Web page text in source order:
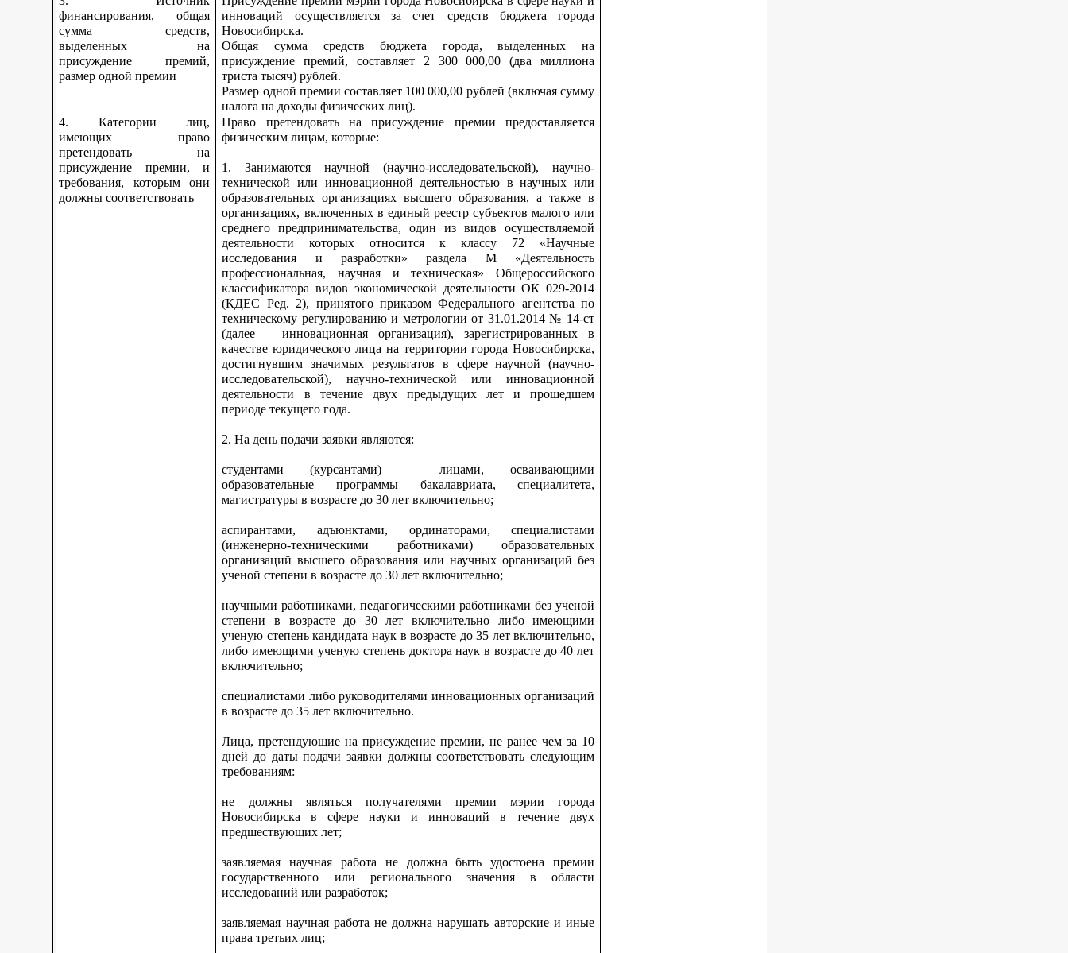
финансирования, общая
сумма средств,
выделенных на
присуждение премий,
размер одной премии
инноваций осуществляется за счет средств бюджета города
Новосибирска.
Общая сумма средств бюджета города, выделенных на
присуждение премий, составляет 2 300 000,00 (два миллиона
триста тысяч) рублей.
Размер одной премии составляет 100 000,00 рублей (включая сумму
налога на доходы физических лиц).
4. Категории лиц,
имеющих право
претендовать на
присуждение премии, и
требования, которым они
должны соответствовать
Право претендовать на присуждение премии предоставляется
физическим лицам, которые:
1. Занимаются научной (научно-исследовательской), научно-
технической или инновационной деятельностью в научных или
образовательных организациях высшего образования, а также в
организациях, включенных в единый реестр субъектов малого или
среднего предпринимательства, один из видов осуществляемой
деятельности которых относится к классу 72 «Научные
исследования и разработки» раздела М «Деятельность
профессиональная, научная и техническая» Общероссийского
классификатора видов экономической деятельности ОК 029-2014
(КДЕС Ред. 2), принятого приказом Федерального агентства по
техническому регулированию и метрологии от 31.01.2014 № 14-ст
(далее – инновационная организация), зарегистрированных в
качестве юридического лица на территории города Новосибирска,
достигнувшим значимых результатов в сфере научной (научно-
исследовательской), научно-технической или инновационной
деятельности в течение двух предыдущих лет и прошедшем
периоде текущего года.
2. На день подачи заявки являются:
студентами (курсантами) – лицами, осваивающими
образовательные программы бакалавриата, специалитета,
магистратуры в возрасте до 30 лет включительно;
аспирантами, адъюнктами, ординаторами, специалистами
(инженерно-техническими работниками) образовательных
организаций высшего образования или научных организаций без
ученой степени в возрасте до 30 лет включительно;
научными работниками, педагогическими работниками без ученой
степени в возрасте до 30 лет включительно либо имеющими
ученую степень кандидата наук в возрасте до 35 лет включительно,
либо имеющими ученую степень доктора наук в возрасте до 40 лет
включительно;
специалистами либо руководителями инновационных организаций
в возрасте до 35 лет включительно.
Лица, претендующие на присуждение премии, не ранее чем за 10
дней до даты подачи заявки должны соответствовать следующим
требованиям:
не должны являться получателями премии мэрии города
Новосибирска в сфере науки и инноваций в течение двух
предшествующих лет;
заявляемая научная работа не должна быть удостоена премии
государственного или регионального значения в области
исследований или разработок;
заявляемая научная работа не должна нарушать авторские и иные
права третьих лиц;